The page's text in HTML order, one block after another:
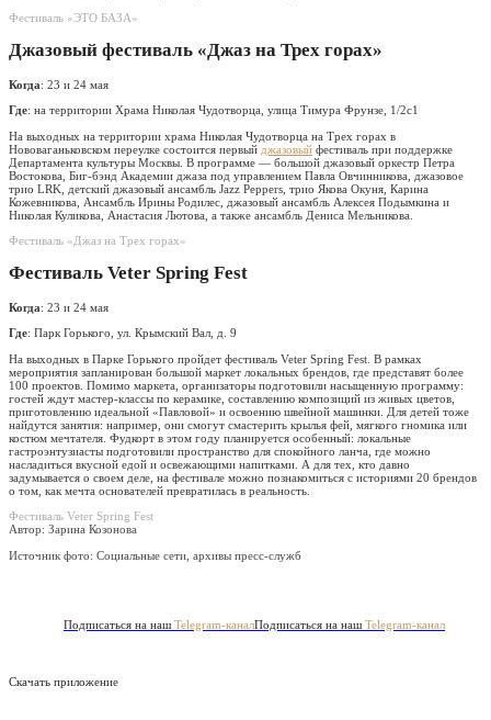
Фестиваль «ЭТО БАЗА»
Джазовый фестиваль «Джаз на Трех горах»
Когда: 23 и 24 мая
Где: на территории Храма Николая Чудотворца, улица Тимура Фрунзе, 1/2с1
На выходных на территории храма Николая Чудотворца на Трех горах в
Нововаганьковском переулке состоится первый джазовый фестиваль при поддержке
Департамента культуры Москвы. В программе — большой джазовый оркестр Петра
Востокова, Биг-бэнд Академии джаза под управлением Павла Овчинникова, джазовое
трио LRK, детский джазовый ансамбль Jazz Peppers, трио Якова Окуня, Карина
Кожевникова, Ансамбль Ирины Родилес, джазовый ансамбль Алексея Подымкина и
Николая Куликова, Анастасия Лютова, а также ансамбль Дениса Мельникова.
Фестиваль «Джаз на Трех горах»
Фестиваль Veter Spring Fest
Когда: 23 и 24 мая
Где: Парк Горького, ул. Крымский Вал, д. 9
На выходных в Парке Горького пройдет фестиваль Veter Spring Fest. В рамках
мероприятия запланирован большой маркет локальных брендов, где представят более
100 проектов. Помимо маркета, организаторы подготовили насыщенную программу:
гостей ждут мастер-классы по керамике, составлению композиций из живых цветов,
приготовлению идеальной «Павловой» и освоению швейной машинки. Для детей тоже
найдутся занятия: например, они смогут смастерить крылья фей, мягкого гномика или
костюм мечтателя. Фудкорт в этом году планируется особенный: локальные
гастроэнтузиасты подготовили пространство для спокойного ланча, где можно
насладиться вкусной едой и освежающими напитками. А для тех, кто давно
задумывается о своем деле, на фестивале можно познакомиться с историями 20 брендов
о том, как мечта основателей превратилась в реальность.
Фестиваль Veter Spring Fest
Автор: Зарина Козонова
Источник фото: Социальные сети, архивы пресс-служб
Подписаться на наш Telegram-каналПодписаться на наш Telegram-канал
Скачать приложение